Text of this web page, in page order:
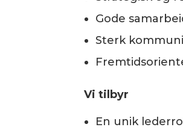
Gode
Sterk
Vi tilbyr
En unik